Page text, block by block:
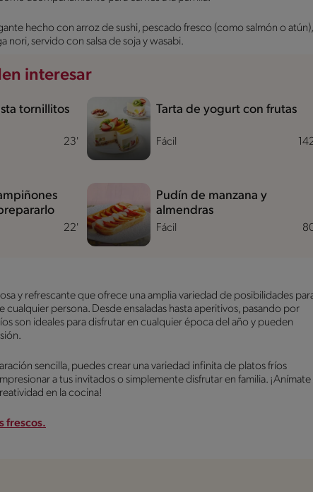
hecho con arroz de sushi, pescado fresco (como salmón o atún),
nori, servido con salsa de soja y wasabi.
interesar
23'
tornillitos
Fácil
Tarta de yogurt con frutas
22' Fácil
Pudín de manzana y
almendras
y refrescante que ofrece una amplia variedad de posibilidades
cualquier persona. Desde ensaladas hasta aperitivos, pasando por
son ideales para disfrutar en cualquier época del año y pueden
sencilla, puedes crear una variedad infinita de platos fríos
a tus invitados o simplemente disfrutar en familia. ¡Anímate
en la cocina!
frescos.